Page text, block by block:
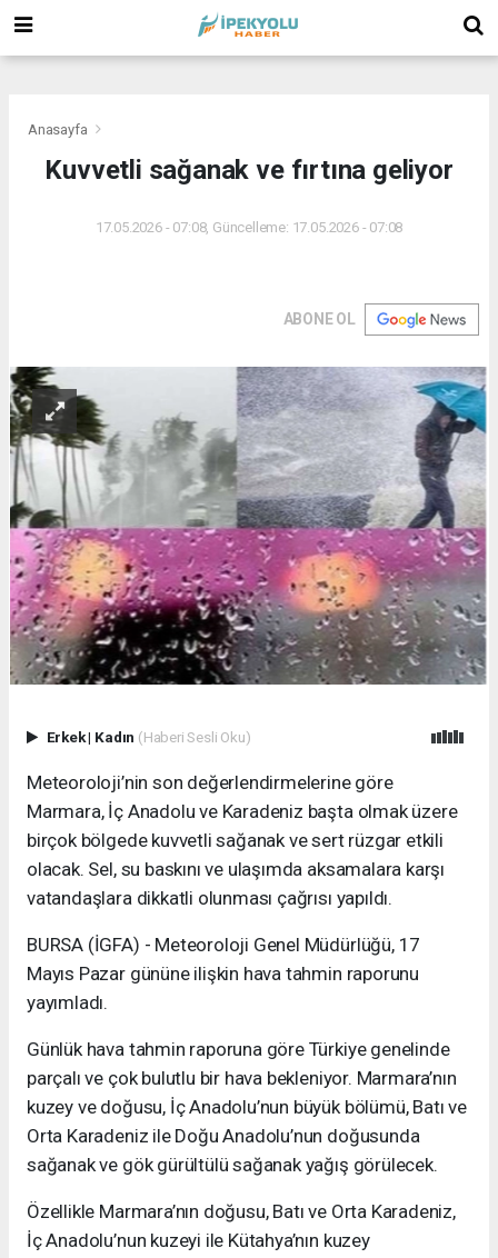
Anasayfa
Kuvvetli sağanak ve fırtına geliyor
17.05.2026 - 07:08, Güncelleme: 17.05.2026 - 07:08
ABONE OL
Erkek| Kadın (Haberi Sesli Oku)
Meteoroloji’nin son değerlendirmelerine göre
Marmara, İç Anadolu ve Karadeniz başta olmak üzere
birçok bölgede kuvvetli sağanak ve sert rüzgar etkili
olacak. Sel, su baskını ve ulaşımda aksamalara karşı
vatandaşlara dikkatli olunması çağrısı yapıldı.
BURSA (İGFA) - Meteoroloji Genel Müdürlüğü, 17
Mayıs Pazar gününe ilişkin hava tahmin raporunu
yayımladı.
Günlük hava tahmin raporuna göre Türkiye genelinde
parçalı ve çok bulutlu bir hava bekleniyor. Marmara’nın
kuzey ve doğusu, İç Anadolu’nun büyük bölümü, Batı ve
Orta Karadeniz ile Doğu Anadolu’nun doğusunda
sağanak ve gök gürültülü sağanak yağış görülecek.
Özellikle Marmara’nın doğusu, Batı ve Orta Karadeniz,
İç Anadolu’nun kuzeyi ile Kütahya’nın kuzey